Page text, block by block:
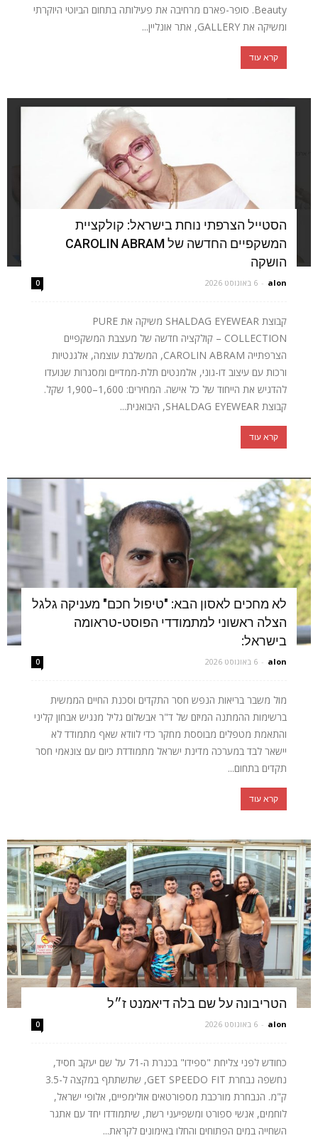
Beauty. סופר-פארם מרחיבה את פעילותה בתחום הביוטי היוקרתי
ומשיקה את GALLERY, אתר אונליין...
קרא עוד
הסטייל הצרפתי נוחת בישראל: קולקציית
המשקפיים החדשה של CAROLIN ABRAM
הושקה
alon
- 6 באוגוסט 2026 0
קבוצת SHALDAG EYEWEAR משיקה את PURE
COLLECTION – קולקציה חדשה של מעצבת המשקפיים
הצרפתייה CAROLIN ABRAM, המשלבת עוצמה, אלגנטיות
ורכות עם עיצוב דו-גוני, אלמנטים תלת-ממדיים ומסגרות שנועדו
להדגיש את הייחוד של כל אישה. המחירים: 1,600–1,900 שקל.
קבוצת SHALDAG EYEWEAR, היבואנית...
קרא עוד
לא מחכים לאסון הבא: "טיפול חכם" מעניקה גלגל
הצלה ראשוני למתמודדי הפוסט-טראומה
בישראל:
alon
- 6 באוגוסט 2026 0
מול משבר בריאות הנפש חסר התקדים וסכנת החיים הממשית
ברשימות ההמתנה המיזם של ד"ר אבשלום גליל מנגיש אבחון קליני
והתאמת מטפלים מבוססת מחקר כדי לוודא שאף מתמודד לא
יישאר לבד במערכה מדינת ישראל מתמודדת כיום עם צונאמי חסר
תקדים בתחום...
קרא עוד
הטריבונה על שם בלה דיאמנט ז״ל
alon
- 6 באוגוסט 2026 0
כחודש לפני צליחת "ספידו" בכנרת ה-71 על שם יעקב חסיד,
נחשפה נבחרת GET SPEEDO FIT, שתשתתף במקצה ל-3.5
ק"מ. הנבחרת מורכבת מספורטאים אולימפיים, אלופי ישראל,
לוחמים, אנשי ספורט ומשפיעני רשת, שיתמודדו יחד עם אתגר
השחייה במים הפתוחים והחלו באימונים לקראת...